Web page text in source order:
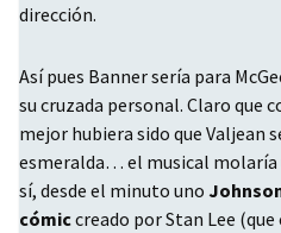
dirección.
Así pues Banner sería para
su cruzada personal. Claro que
mejor hubiera sido que Valjean
esmeralda… el musical molaría
sí, desde el minuto uno
cómiccreado por Stan Lee